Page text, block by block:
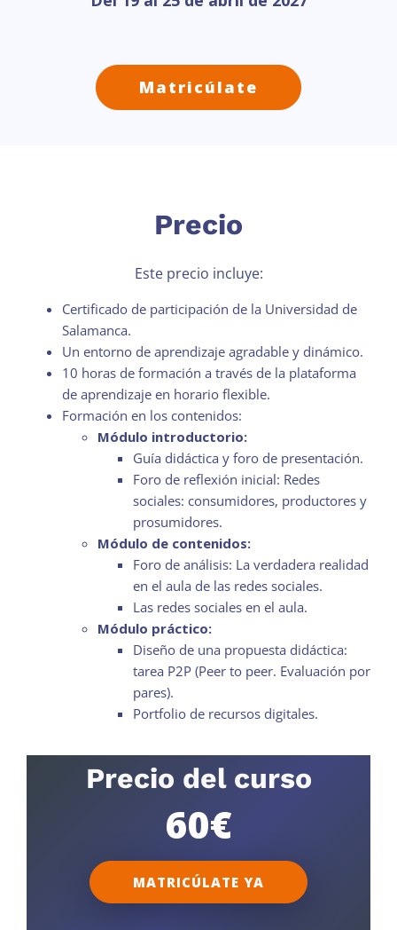
Matricúlate
Precio
Este precio incluye:
Certificado de participación de la Universidad de
Salamanca.
Un entorno de aprendizaje agradable y dinámico.
10 horas de formación a través de la plataforma
de aprendizaje en horario flexible.
Formación en los contenidos:
Módulo introductorio:
Guía didáctica y foro de presentación.
Foro de reflexión inicial: Redes
sociales: consumidores, productores y
prosumidores.
Módulo de contenidos:
Foro de análisis: La verdadera realidad
en el aula de las redes sociales.
Las redes sociales en el aula.
Módulo práctico:
Diseño de una propuesta didáctica:
tarea P2P (Peer to peer. Evaluación por
pares).
Portfolio de recursos digitales.
Precio del curso
60€
MATRICÚLATE YA